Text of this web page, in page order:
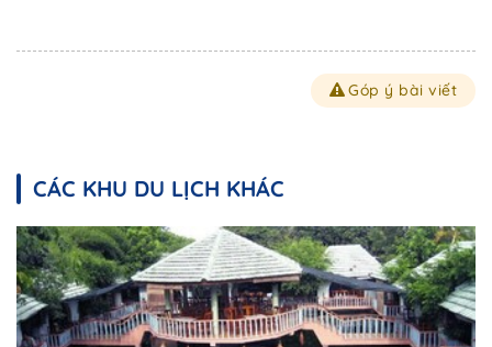
Góp ý bài viết
CÁC KHU DU LỊCH KHÁC